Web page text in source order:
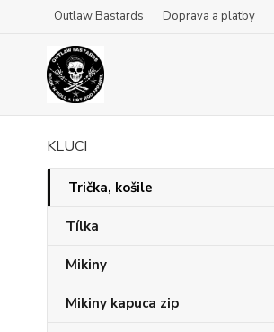
Outlaw Bastards Doprava a platby
KLUCI
Trička, košile
Tílka
Mikiny
Mikiny kapuca zip